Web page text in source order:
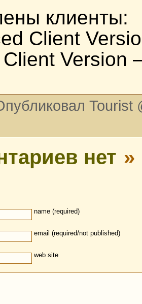
клиенты:
Client
Version
Tourist
нет »
name (required)
email (required/not published)
web site